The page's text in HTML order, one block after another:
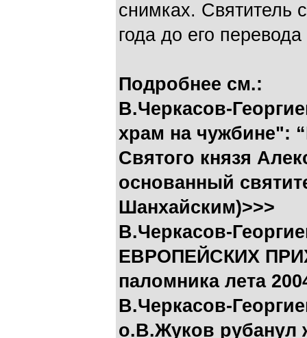
снимках. Святитель
года до его
Подробнее см.:
В.Черкасов-
храм на чужбине":
Святого князя
основанный
Шанхайским)>>>
В.Черкасов-
ЕВРОПЕЙСКИХ
паломника лета
В.Черкасов-
о.В.Жуков рубанул